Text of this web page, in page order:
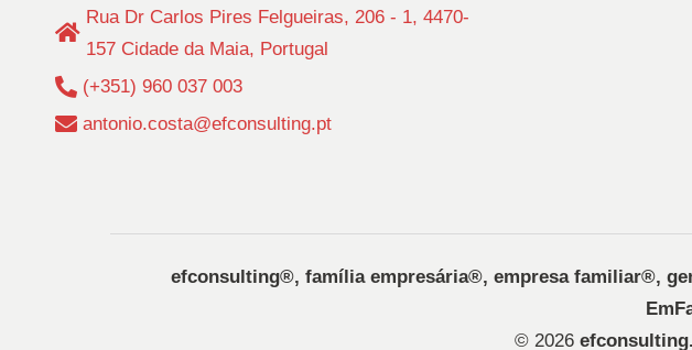
Rua Dr Carlos Pires Felgueiras, 206 - 1, 4470-
157 Cidade da Maia, Portugal
(+351) 960 037 003
antonio.costa@efconsulting.pt
efconsulting®️, família empresária®️, empresa familiar®️,
© 2026